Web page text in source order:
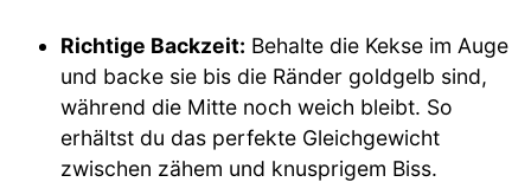
Richtige Backzeit: Behalte die Kekse im Auge
und backe sie bis die Ränder goldgelb sind,
während die Mitte noch weich bleibt. So
erhältst du das perfekte Gleichgewicht
zwischen zähem und knusprigem Biss.